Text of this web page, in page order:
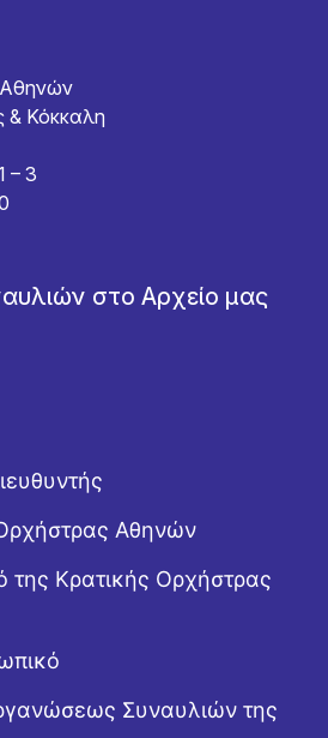
Κόκκαλη
– 3
στο Αρχείο μας
Αθηνών
της Κρατικής Ορχήστρας
Συναυλιών της